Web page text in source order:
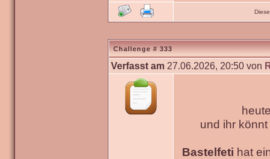
Challenge # 333
Verfasst am 27.06.2026, 20:50 von
und ihr
Bastelfeti hat